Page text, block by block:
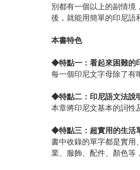
別都有一個以上的副情境
後，就能用簡單的印尼語
本書特色
◆特點一：看起來困難的
每一個印尼文字母除了有
◆特點二：印尼語文法說
本章將印尼文基本的詞性
◆特點三：超實用的生活
書中收錄的單字都是實用
業、服飾、配件、顏色等